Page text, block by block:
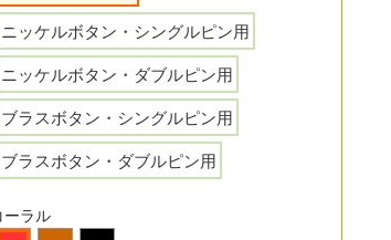
ニッケルボタン・シングルピン用
ニッケルボタン・ダブルピン用
ブラスボタン・シングルピン用
ブラスボタン・ダブルピン用
ーラル